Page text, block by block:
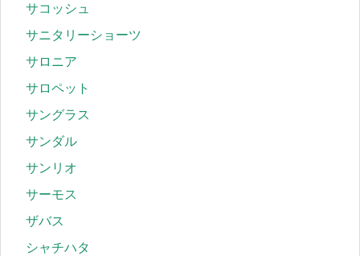
サコッシュ
サニタリーショーツ
サロニア
サロペット
サングラス
サンダル
サンリオ
サーモス
ザバス
シャチハタ